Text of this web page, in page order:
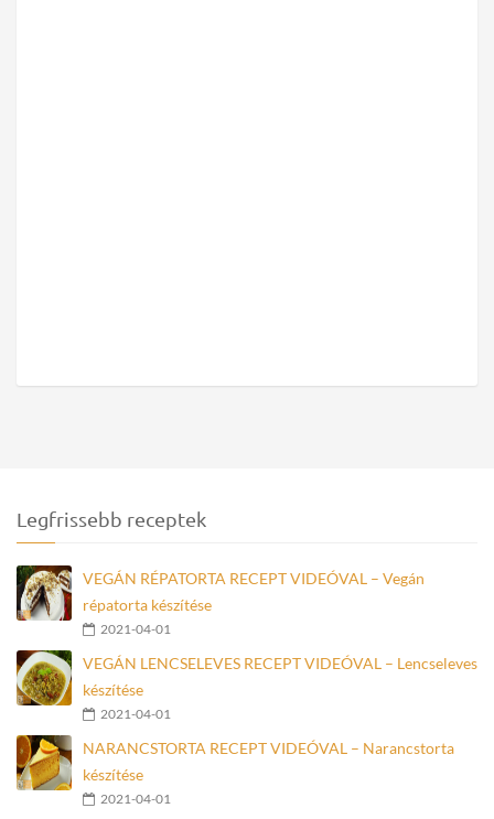
Legfrissebb receptek
VEGÁN RÉPATORTA RECEPT VIDEÓVAL – Vegán
répatorta készítése
2021-04-01
VEGÁN LENCSELEVES RECEPT VIDEÓVAL – Lencseleves
készítése
2021-04-01
NARANCSTORTA RECEPT VIDEÓVAL – Narancstorta
készítése
2021-04-01